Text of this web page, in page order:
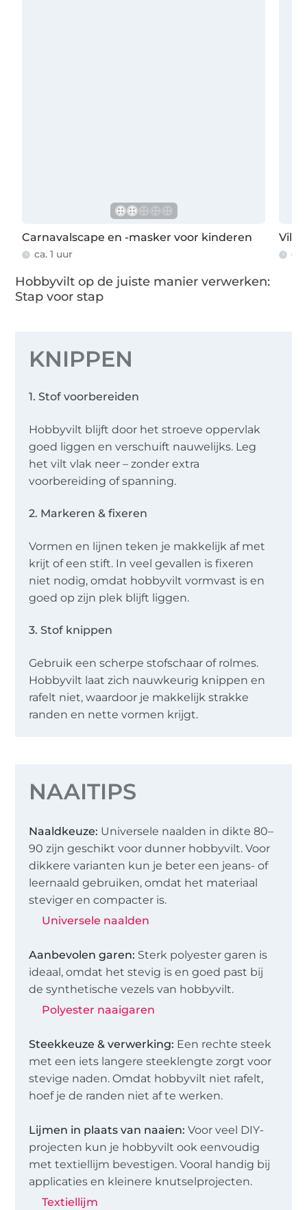
Carnavalscape en -masker voor kinderen
ca. 1 uur
Hobbyvilt op de juiste manier verwerken:
Stap voor stap
KNIPPEN
1. Stof voorbereiden
Hobbyvilt blijft door het stroeve oppervlak
goed liggen en verschuift nauwelijks. Leg
het vilt vlak neer – zonder extra
voorbereiding of spanning.
2. Markeren & fixeren
Vormen en lijnen teken je makkelijk af met
krijt of een stift. In veel gevallen is fixeren
niet nodig, omdat hobbyvilt vormvast is en
goed op zijn plek blijft liggen.
3. Stof knippen
Gebruik een scherpe stofschaar of rolmes.
Hobbyvilt laat zich nauwkeurig knippen en
rafelt niet, waardoor je makkelijk strakke
randen en nette vormen krijgt.
NAAITIPS
Naaldkeuze: Universele naalden in dikte 80–
90 zijn geschikt voor dunner hobbyvilt. Voor
dikkere varianten kun je beter een jeans- of
leernaald gebruiken, omdat het materiaal
steviger en compacter is.
Universele naalden
Aanbevolen garen: Sterk polyester garen is
ideaal, omdat het stevig is en goed past bij
de synthetische vezels van hobbyvilt.
Polyester naaigaren
Steekkeuze & verwerking: Een rechte steek
met een iets langere steeklengte zorgt voor
stevige naden. Omdat hobbyvilt niet rafelt,
hoef je de randen niet af te werken.
Lijmen in plaats van naaien: Voor veel DIY-
projecten kun je hobbyvilt ook eenvoudig
met textiellijm bevestigen. Vooral handig bij
applicaties en kleinere knutselprojecten.
Textiellijm